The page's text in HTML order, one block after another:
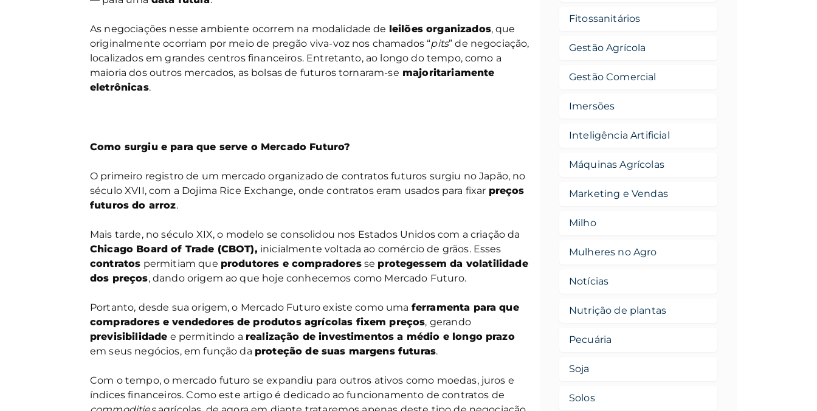
As negociações nesse ambiente ocorrem na modalidade de leilões organizados, que
originalmente ocorriam por meio de pregão viva-voz nos chamados “pits” de negociação,
localizados em grandes centros financeiros. Entretanto, ao longo do tempo, como a
maioria dos outros mercados, as bolsas de futuros tornaram-se majoritariamente
eletrônicas.
Como surgiu e para que serve o Mercado Futuro?
O primeiro registro de um mercado organizado de contratos futuros surgiu no Japão, no
século XVII, com a Dojima Rice Exchange, onde contratos eram usados para fixar preços
futuros do arroz.
Mais tarde, no século XIX, o modelo se consolidou nos Estados Unidos com a criação da
Chicago Board of Trade (CBOT), inicialmente voltada ao comércio de grãos. Esses
contratos permitiam que produtores e compradoresse protegessem da volatilidade
dos preços, dando origem ao que hoje conhecemos como Mercado Futuro.
Portanto, desde sua origem, o Mercado Futuro existe como uma ferramenta para que
compradores e vendedores de produtos agrícolas fixem preços, gerando
previsibilidade e permitindo a realização de investimentos a médio e longo prazo
em seus negócios, em função da proteção de suas margens futuras.
Com o tempo, o mercado futuro se expandiu para outros ativos como moedas, juros e
índices financeiros. Como este artigo é dedicado ao funcionamento de contratos de
Fitossanitários
Gestão Agrícola
Gestão Comercial
Imersões
Inteligência Artificial
Máquinas Agrícolas
Marketing e Vendas
Milho
Mulheres no Agro
Notícias
Nutrição de plantas
Pecuária
Soja
Solos